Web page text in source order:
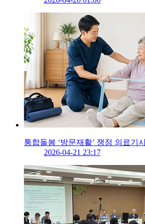
통합돌봄 ‘방문재활’ 쟁점 의료기
2026-04-21 23:17